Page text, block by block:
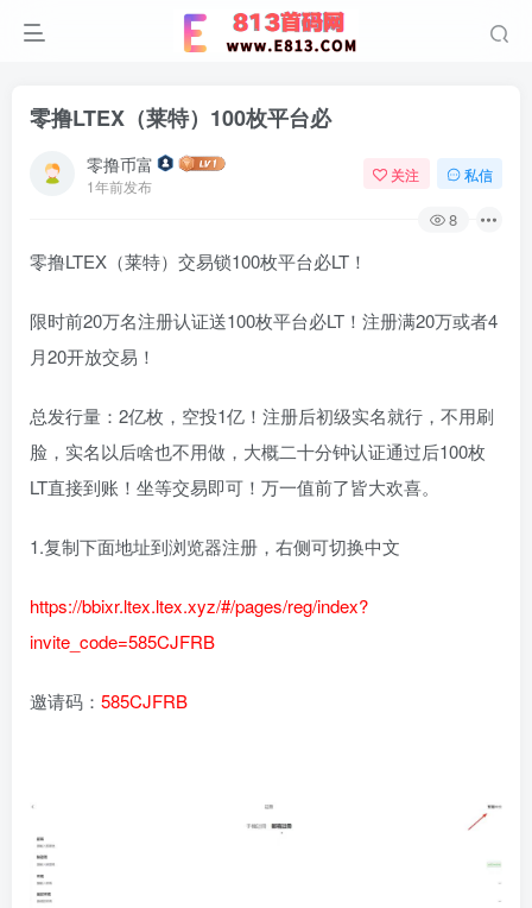
零撸LTEX（莱特）100枚平台必
零撸币富
1年前发布
关注 私信
8
零撸LTEX（莱特）交易锁100枚平台必LT！
限时前20万名注册认证送100枚平台必LT！注册满20万或者4
月20开放交易！
总发行量：2亿枚，空投1亿！注册后初级实名就行，不用刷
脸，实名以后啥也不用做，大概二十分钟认证通过后100枚
LT直接到账！坐等交易即可！万一值前了皆大欢喜。
1.复制下面地址到浏览器注册，右侧可切换中文
https://bbixr.ltex.ltex.xyz/#/pages/reg/index?
invite_code=585CJFRB
邀请码： 585CJFRB